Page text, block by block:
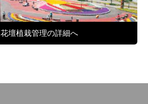
花壇植栽管理の詳細へ